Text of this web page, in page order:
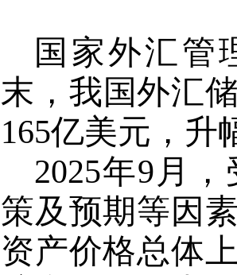
国家外汇管
末，我国外汇
165亿美元，升
2025年9 月
策及预期等因
资产价格总体